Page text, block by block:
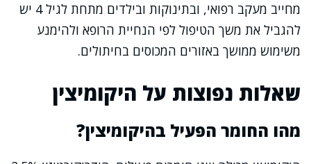
מחייב מעקב רפואי, ובתינוקות ובילדים מתחת לגיל 4 יש
להגביל את משך הטיפול לפי הנחיית הרופא ולהימנע
משימוש ממושך באזורים המכוסים בחיתולים.
שאלות נפוצות על היקומיצין
מהו החומר הפעיל בהיקומיצין?